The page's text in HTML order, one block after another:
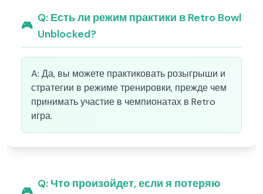
🎮
Q: Есть ли режим практики в Retro Bowl
Unblocked?
A: Да, вы можете практиковать розыгрыши и
стратегии в режиме тренировки, прежде чем
принимать участие в чемпионатах в Retro
игра.
Q: Что произойдет, если я потеряю